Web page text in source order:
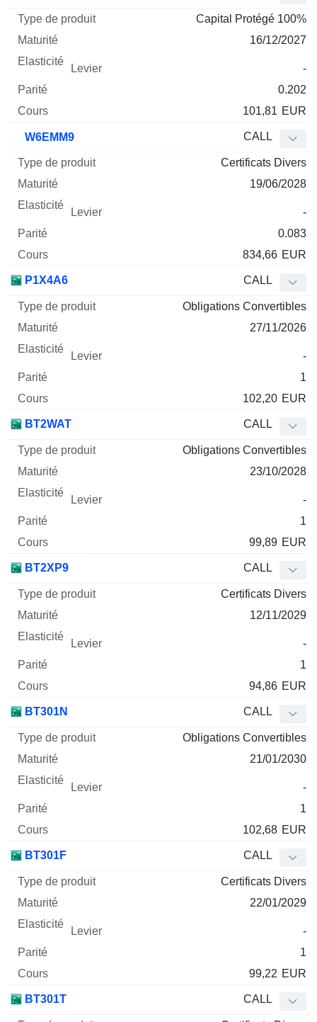
Capital Protégé 100%
16/12/2027
-
0.202
101,81 EUR
W6EMM9 CALL
Certificats Divers
19/06/2028
-
0.083
834,66 EUR
P1X4A6 CALL
Obligations Convertibles
27/11/2026
-
1
102,20 EUR
BT2WAT CALL
Obligations Convertibles
23/10/2028
-
1
99,89 EUR
BT2XP9 CALL
Certificats Divers
12/11/2029
-
1
94,86 EUR
BT301N CALL
Obligations Convertibles
21/01/2030
-
1
102,68 EUR
BT301F CALL
Certificats Divers
22/01/2029
-
1
99,22 EUR
BT301T CALL